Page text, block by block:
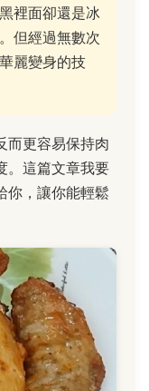
裡面卻還是冰
但經過無數次
麗變身的技
而更容易保持肉
。這篇文章我要
你，讓你能輕鬆